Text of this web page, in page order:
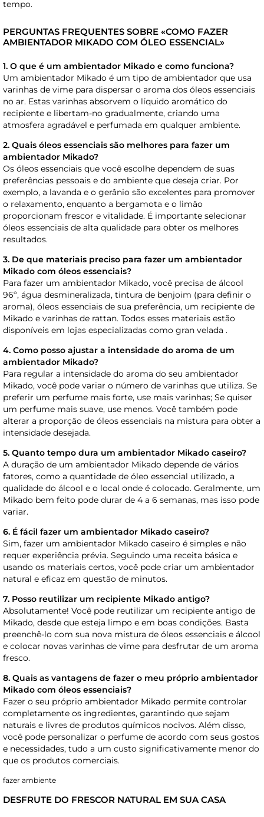
tempo.
PERGUNTAS FREQUENTES SOBRE «COMO FAZER
AMBIENTADOR MIKADO COM ÓLEO ESSENCIAL»
1. O que é um ambientador Mikado e como funciona?
Um ambientador Mikado é um tipo de ambientador que usa
varinhas de vime para dispersar o aroma dos óleos essenciais
no ar. Estas varinhas absorvem o líquido aromático do
recipiente e libertam-no gradualmente, criando uma
atmosfera agradável e perfumada em qualquer ambiente.
2. Quais óleos essenciais são melhores para fazer um
ambientador Mikado?
Os óleos essenciais que você escolhe dependem de suas
preferências pessoais e do ambiente que deseja criar. Por
exemplo, a lavanda e o gerânio são excelentes para promover
o relaxamento, enquanto a bergamota e o limão
proporcionam frescor e vitalidade. É importante selecionar
óleos essenciais de alta qualidade para obter os melhores
resultados.
3. De que materiais preciso para fazer um ambientador
Mikado com óleos essenciais?
Para fazer um ambientador Mikado, você precisa de álcool
96º, água desmineralizada, tintura de benjoim (para definir o
aroma), óleos essenciais de sua preferência, um recipiente de
Mikado e varinhas de rattan. Todos esses materiais estão
disponíveis em lojas especializadas como gran velada .
4. Como posso ajustar a intensidade do aroma de um
ambientador Mikado?
Para regular a intensidade do aroma do seu ambientador
Mikado, você pode variar o número de varinhas que utiliza. Se
preferir um perfume mais forte, use mais varinhas; Se quiser
um perfume mais suave, use menos. Você também pode
alterar a proporção de óleos essenciais na mistura para obter a
intensidade desejada.
5. Quanto tempo dura um ambientador Mikado caseiro?
A duração de um ambientador Mikado depende de vários
fatores, como a quantidade de óleo essencial utilizado, a
qualidade do álcool e o local onde é colocado. Geralmente, um
Mikado bem feito pode durar de 4 a 6 semanas, mas isso pode
variar.
6. É fácil fazer um ambientador Mikado caseiro?
Sim, fazer um ambientador Mikado caseiro é simples e não
requer experiência prévia. Seguindo uma receita básica e
usando os materiais certos, você pode criar um ambientador
natural e eficaz em questão de minutos.
7. Posso reutilizar um recipiente Mikado antigo?
Absolutamente! Você pode reutilizar um recipiente antigo de
Mikado, desde que esteja limpo e em boas condições. Basta
preenchê-lo com sua nova mistura de óleos essenciais e álcool
e colocar novas varinhas de vime para desfrutar de um aroma
fresco.
8. Quais as vantagens de fazer o meu próprio ambientador
Mikado com óleos essenciais?
Fazer o seu próprio ambientador Mikado permite controlar
completamente os ingredientes, garantindo que sejam
naturais e livres de produtos químicos nocivos. Além disso,
você pode personalizar o perfume de acordo com seus gostos
e necessidades, tudo a um custo significativamente menor do
que os produtos comerciais.
fazer ambiente
DESFRUTE DO FRESCOR NATURAL EM SUA CASA